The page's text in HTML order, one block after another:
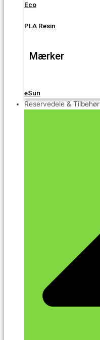
Eco
PLA Resin
Mærker
eSun
Reservedele & Tilbehør